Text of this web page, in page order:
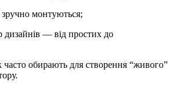
зручно монтуються;
дизайнів — від простих до
обирають для створення “живого”